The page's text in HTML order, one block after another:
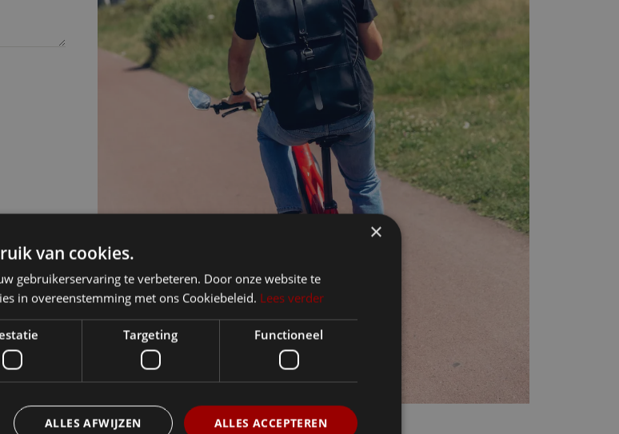
×
van cookies.
gebruikerservaring te verbeteren. Door onze website te
in overeenstemming met ons Cookiebeleid. Lees verder
Targeting Functioneel
ALLES ACCEPTEREN
ALLES AFWIJZEN